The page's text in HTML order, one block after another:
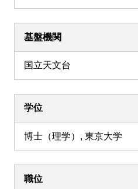
基盤機関
国立天文台
学位
博士（理学）, 東京大学
職位